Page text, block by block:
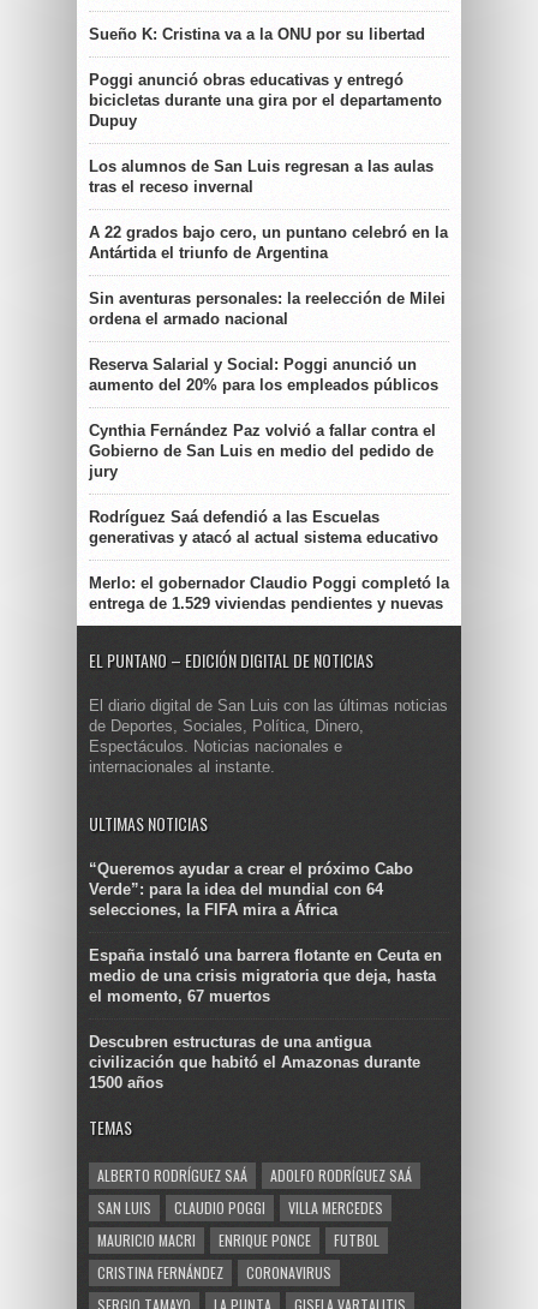
Sueño K: Cristina va a la ONU por su libertad
Poggi anunció obras educativas y entregó
bicicletas durante una gira por el departamento
Dupuy
Los alumnos de San Luis regresan a las aulas
tras el receso invernal
A 22 grados bajo cero, un puntano celebró en la
Antártida el triunfo de Argentina
Sin aventuras personales: la reelección de Milei
ordena el armado nacional
Reserva Salarial y Social: Poggi anunció un
aumento del 20% para los empleados públicos
Cynthia Fernández Paz volvió a fallar contra el
Gobierno de San Luis en medio del pedido de
jury
Rodríguez Saá defendió a las Escuelas
generativas y atacó al actual sistema educativo
Merlo: el gobernador Claudio Poggi completó la
entrega de 1.529 viviendas pendientes y nuevas
EL PUNTANO – EDICIÓN DIGITAL DE NOTICIAS
El diario digital de San Luis con las últimas noticias
de Deportes, Sociales, Política, Dinero,
Espectáculos. Noticias nacionales e
internacionales al instante.
ULTIMAS NOTICIAS
“Queremos ayudar a crear el próximo Cabo
Verde”: para la idea del mundial con 64
selecciones, la FIFA mira a África
España instaló una barrera flotante en Ceuta en
medio de una crisis migratoria que deja, hasta
el momento, 67 muertos
Descubren estructuras de una antigua
civilización que habitó el Amazonas durante
1500 años
TEMAS
ALBERTO RODRÍGUEZ SAÁ
ADOLFO RODRÍGUEZ SAÁ
SAN LUIS
CLAUDIO POGGI
VILLA MERCEDES
MAURICIO MACRI
ENRIQUE PONCE
FUTBOL
CRISTINA FERNÁNDEZ
CORONAVIRUS